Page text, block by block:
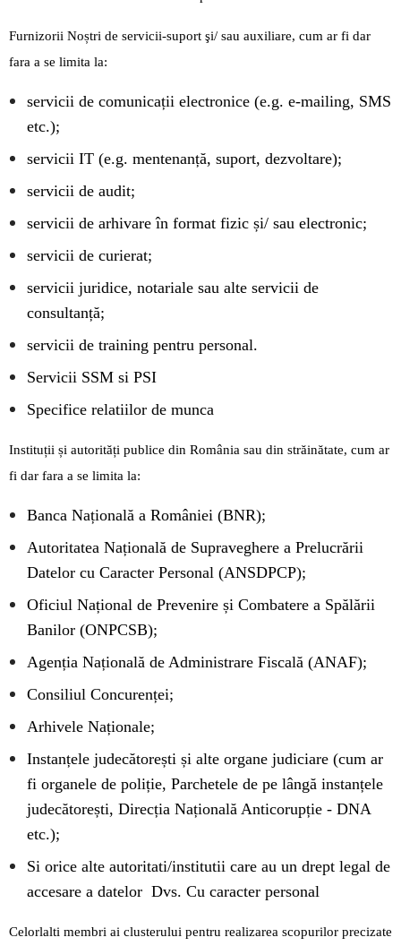
Furnizorii Noștri de servicii-suport şi/ sau auxiliare, cum ar fi dar
fara a se limita la:
servicii de comunicații electronice (e.g. e-mailing, SMS
etc.);
servicii IT (e.g. mentenanță, suport, dezvoltare);
servicii de audit;
servicii de arhivare în format fizic și/ sau electronic;
servicii de curierat;
servicii juridice, notariale sau alte servicii de
consultanță;
servicii de training pentru personal.
Servicii SSM si PSI
Specifice relatiilor de munca
Instituții și autorități publice din România sau din străinătate, cum ar
fi dar fara a se limita la:
Banca Națională a României (BNR);
Autoritatea Națională de Supraveghere a Prelucrării
Datelor cu Caracter Personal (ANSDPCP);
Oficiul Național de Prevenire și Combatere a Spălării
Banilor (ONPCSB);
Agenția Națională de Administrare Fiscală (ANAF);
Consiliul Concurenței;
Arhivele Naționale;
Instanțele judecătorești și alte organe judiciare (cum ar
fi organele de poliție, Parchetele de pe lângă instanțele
judecătorești, Direcția Națională Anticorupție - DNA
etc.);
Si orice alte autoritati/institutii care au un drept legal de
accesare a datelor Dvs. Cu caracter personal
Celorlalti membri ai clusterului pentru realizarea scopurilor precizate